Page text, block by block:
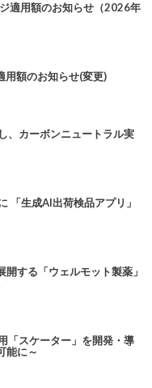
適用額のお知らせ（2026年
額のお知らせ(変更)
、カーボンニュートラル実
「生成AI出荷検品アプリ」
する「ウェルモット製薬」
「スケーター」を開発・導
能に～